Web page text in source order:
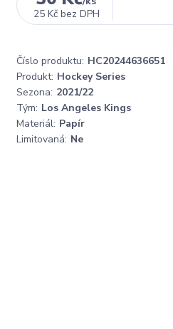
25 Kč bez DPH
Číslo produktu: HC20244636651
Produkt: Hockey Series
Sezona: 2021/22
Tým: Los Angeles Kings
Materiál: Papír
Limitovaná: Ne